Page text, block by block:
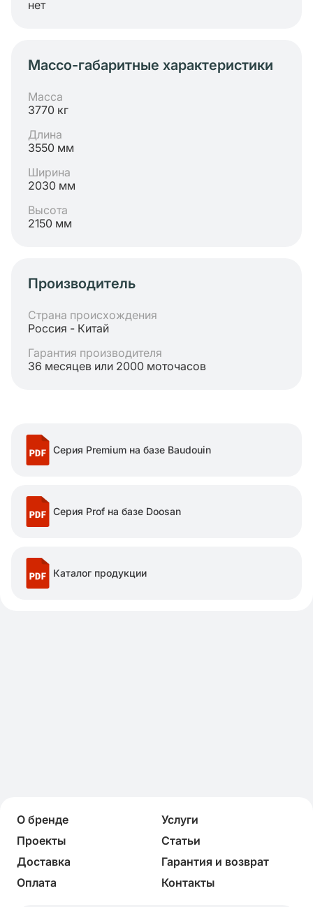
нет
Массо-габаритные характеристики
Масса
3770 кг
Длина
3550 мм
Ширина
2030 мм
Высота
2150 мм
Производитель
Страна происхождения
Россия - Китай
Гарантия производителя
36 месяцев или 2000 моточасов
Серия Premium на базе Baudouin
Серия Prof на базе Doosan
Каталог продукции
О бренде
Услуги
Проекты
Статьи
Доставка
Гарантия и возврат
Оплата
Контакты